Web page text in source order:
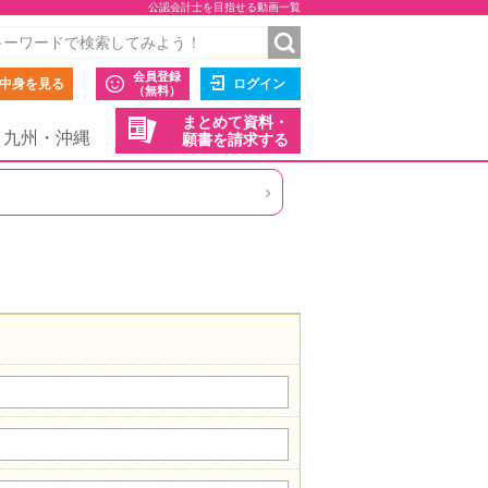
公認会計士を目指せる動画一覧
身を見る
会員登録
（無料）
ログイン
まとめて資料・
願書を請求する
九州・沖縄
›